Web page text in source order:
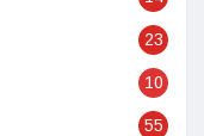
23
10
55